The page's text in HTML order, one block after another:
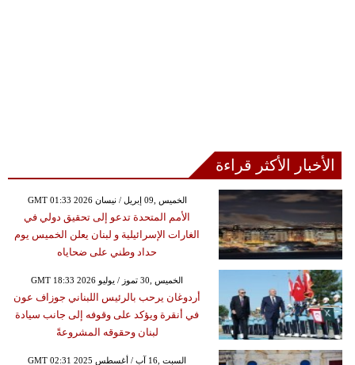
الأخبار الأكثر قراءة
GMT 01:33 2026 الخميس ,09 إبريل / نيسان
الأمم المتحدة تدعو إلى تحقيق دولي في
الغارات الإسرائيلية و لبنان يعلن الخميس يوم
حداد وطني على ضحاياه
GMT 18:33 2026 الخميس ,30 تموز / يوليو
أردوغان يرحب بالرئيس اللبناني جوزاف عون
في أنقرة ويؤكد على وقوفه إلى جانب سيادة
لبنان وحقوقه المشروعةً
GMT 02:31 2025 السبت ,16 آب / أغسطس